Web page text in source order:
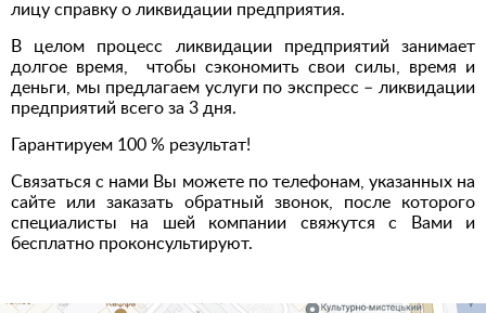
лицу справку о ликвидации предприятия.
В целом процесс ликвидации предприятий занимает
долгое время, чтобы сэкономить свои силы, время и
деньги, мы предлагаем услуги по экспресс – ликвидации
предприятий всего за 3 дня.
Гарантируем 100 % результат!
Связаться с нами Вы можете по телефонам, указанных на
сайте или заказать обратный звонок, после которого
специалисты на шей компании свяжутся с Вами и
бесплатно проконсультируют.